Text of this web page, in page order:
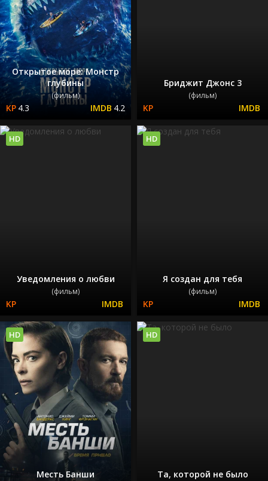
Открытое море: Монстр
глубины
(фильм)
4.3 4.2
Бриджит Джонс 3
(фильм)
Уведомления о любви
(фильм)
HD
Я создан для тебя
(фильм)
HD
Месть Банши
HD
Та, которой не было
HD